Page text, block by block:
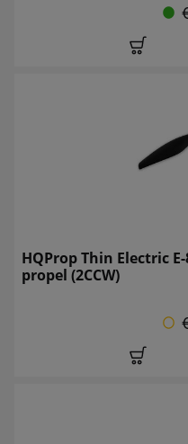
HQProp Thin Electric
propel (2CCW)